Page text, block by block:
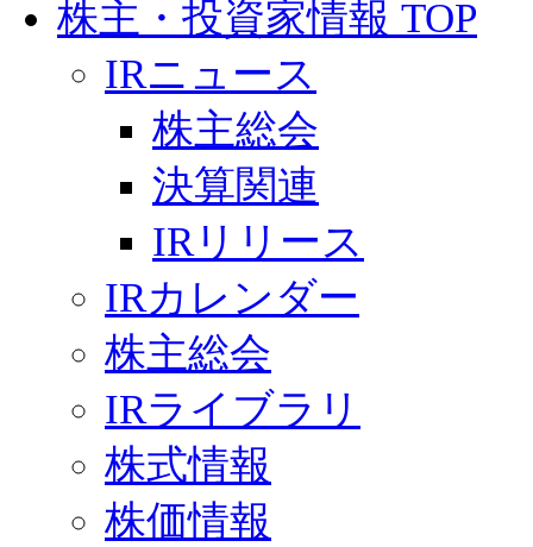
株主・投資家情報 TOP
IRニュース
株主総会
決算関連
IRリリース
IRカレンダー
株主総会
IRライブラリ
株式情報
株価情報